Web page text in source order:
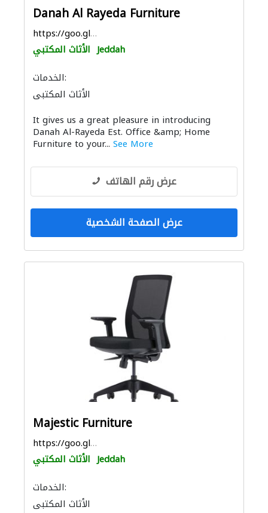
Danah Al Rayeda Furniture
https://goo.gl/maps/z7qmyC9DXP7Xem3V9
الأثاث المكتبي Jeddah
الخدمات:
الأثاث المكتبي
It gives us a great pleasure in introducing
Danah Al-Rayeda Est. Office &amp; Home
Furniture to your... See More
عرض رقم الهاتف
عرض الصفحة الشخصية
Majestic Furniture
https://goo.gl/maps/7UQPqoNCm9ELzopL9
الأثاث المكتبي Jeddah
الخدمات:
الأثاث المكتبي